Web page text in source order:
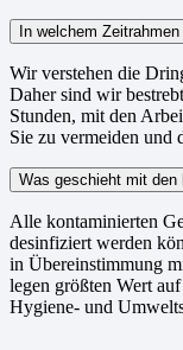
In welchem
Wir verstehen die
Daher sind wir
Stunden, mit den
Sie zu vermeiden und
Was geschieht mit den
Alle kontaminierten
desinfiziert werden
in Übereinstimmung
legen größten Wert
Hygiene- und